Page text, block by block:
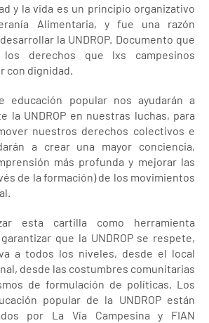
y la vida es un principio organizativo
Alimentaria, y fue una razón
la UNDROP. Documento que
los derechos que lxs campesinos
con dignidad.
educación popular nos ayudarán a
la UNDROP en nuestras luchas, para
nuestros derechos colectivos e
a crear una mayor conciencia,
más profunda y mejorar las
de la formación) de los movimientos
esta cartilla como herramienta
que la UNDROP se respete,
a todos los niveles, desde el local
desde las costumbres comunitarias
de formulación de políticas. Los
popular de la UNDROP están
por La Vía Campesina y FIAN